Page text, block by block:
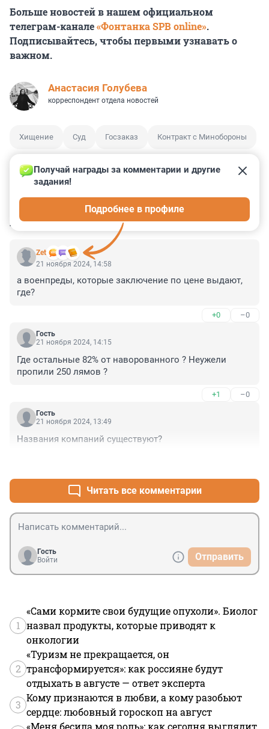
Больше новостей в нашем официальном
телеграм-канале«Фонтанка SPB online».
Подписывайтесь, чтобы первыми узнавать о
важном.
Анастасия Голубева
корреспондент отдела новостей
Хищение Суд Госзаказ Контракт с Минобороны
КОММЕНТАРИИ 26
Zet
Получай награды за комментарии и другие
задания!
Подробнее в профиле
21 ноября 2024, 14:58
а военпреды, которые заключение по цене выдают,
где?
+0 –0
Гость
21 ноября 2024, 14:15
Где остальные 82% от наворованного ? Неужели
пропили 250 лямов ?
+1 –0
Гость
21 ноября 2024, 13:49
Названия компаний существуют?
Читать все комментарии
Гость
Войти
Отправить
1
«Сами кормите свои будущие опухоли». Биолог
назвал продукты, которые приводят к
онкологии
2
«Туризм не прекращается, он
трансформируется»: как россияне будут
отдыхать в августе — ответ эксперта
3
Кому признаются в любви, а кому разобьют
сердце: любовный гороскоп на август
«Меня бесила моя роль»: как сегодня выглядит